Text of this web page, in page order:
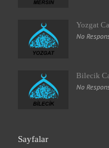
Yozgat
No
Bilecik
No
Sayfalar